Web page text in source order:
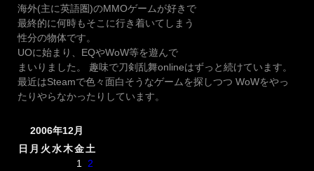
海外(主に英語圏)のMMOゲームが好きで
最終的に何時もそこに行き着いてしまう
性分の物体です。
UOに始まり、EQやWoW等を遊んで
まいりました。 趣味で刀剣乱舞onlineはずっと続けています。
最近はSteamで色々面白そうなゲームを探しつつ WoWをやっ
たりやらなかったりしています。
2006年12月
日 月 火水木金土
1
2